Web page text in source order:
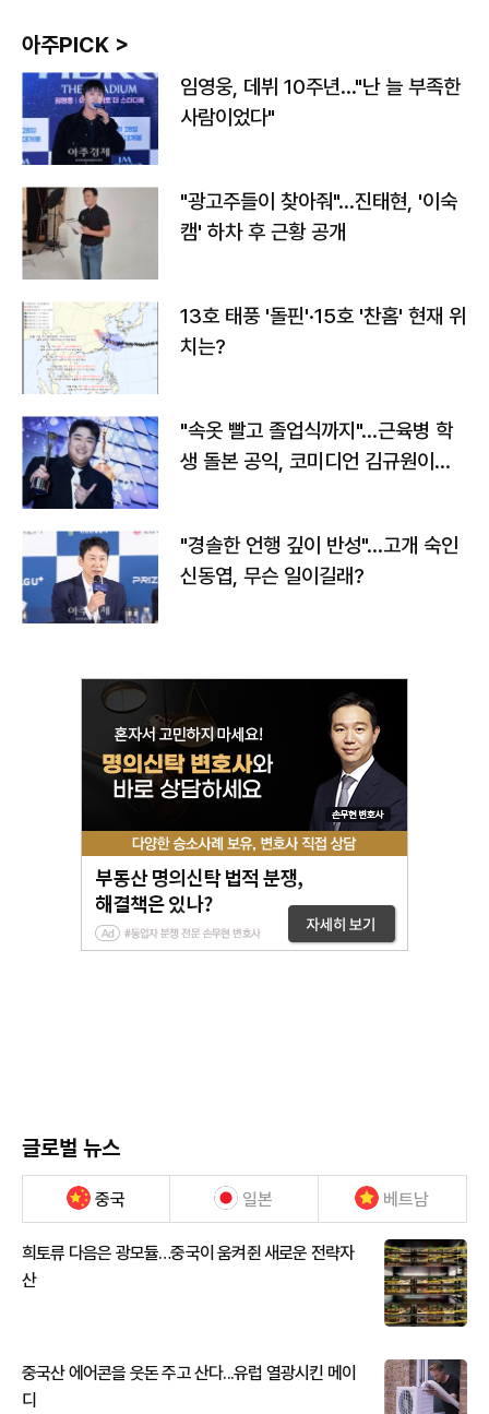
아주PICK >
임영웅, 데뷔 10주년…"난 늘 부족한
사람이었다"
"광고주들이 찾아줘"…진태현, '이숙
캠' 하차 후 근황 공개
13호 태풍 '돌핀'·15호 '찬홈' 현재 위
치는?
"속옷 빨고 졸업식까지"…근육병 학
생 돌본 공익, 코미디언 김규원이었
"경솔한 언행 깊이 반성"…고개 숙인
신동엽, 무슨 일이길래?
글로벌 뉴스
중국 일본 베트남
희토류 다음은 광모듈…중국이 움켜쥔 새로운 전략자
산
중국산 에어콘을 웃돈 주고 산다...유럽 열광시킨 메이
디